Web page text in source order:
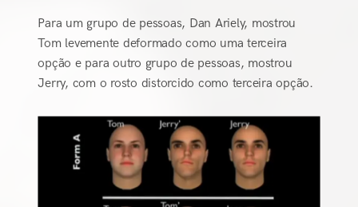
Para um grupo de pessoas, Dan Ariely, mostrou
Tom levemente deformado como uma terceira
opção e para outro grupo de pessoas, mostrou
Jerry, com o rosto distorcido como terceira opção.